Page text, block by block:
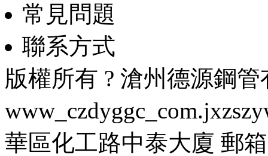
常見問題
聯系方式
版權所有 ? 滄州德源鋼
華區化工路中泰大廈 郵